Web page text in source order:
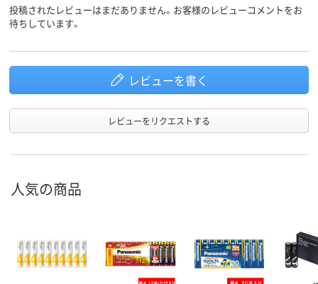
投稿されたレビューはまだありません。お客様のレビューコメントをお
待ちしています。
レビューを書く
レビューをリクエストする
人気の商品